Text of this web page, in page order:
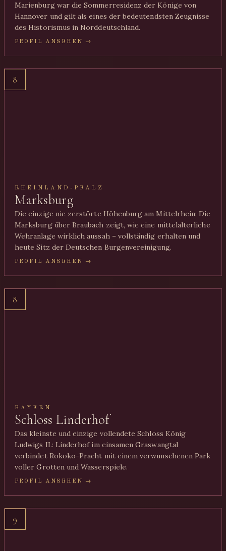
Marienburg war die Sommerresidenz der Könige von
Hannover und gilt als eines der bedeutendsten Zeugnisse
des Historismus in Norddeutschland.
PROFIL ANSEHEN →
8
RHEINLAND-PFALZ
Marksburg
Die einzige nie zerstörte Höhenburg am Mittelrhein: Die
Marksburg über Braubach zeigt, wie eine mittelalterliche
Wehranlage wirklich aussah – vollständig erhalten und
heute Sitz der Deutschen Burgenvereinigung.
PROFIL ANSEHEN →
8
BAYERN
Schloss Linderhof
Das kleinste und einzige vollendete Schloss König
Ludwigs II.: Linderhof im einsamen Graswangtal
verbindet Rokoko-Pracht mit einem verwunschenen Park
voller Grotten und Wasserspiele.
PROFIL ANSEHEN →
9